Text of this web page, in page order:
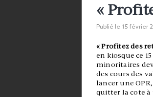
«
Publié le 15 février
« Profitez des
en kiosque ce
minoritaires
des cours des
lancer une
quitter la cote